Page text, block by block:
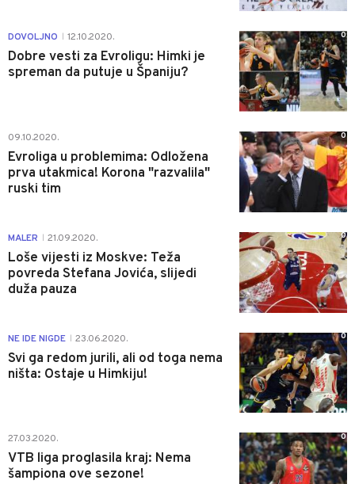
DOVOLJNO 12.10.2020.
Dobre vesti za Evroligu: Himki je
spreman da putuje u Španiju?
0
09.10.2020.
Evroliga u problemima: Odložena
prva utakmica! Korona "razvalila"
ruski tim
0
MALER 21.09.2020.
Loše vijesti iz Moskve: Teža
povreda Stefana Jovića, slijedi
duža pauza
0
NE IDE NIGDE 23.06.2020.
Svi ga redom jurili, ali od toga nema
ništa: Ostaje u Himkiju!
0
27.03.2020.
VTB liga proglasila kraj: Nema
šampiona ove sezone!
0